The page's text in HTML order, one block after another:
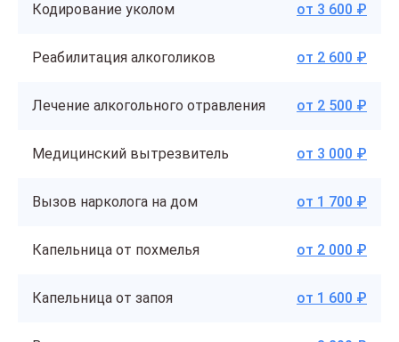
Кодирование уколом от 3 600 ₽
Реабилитация алкоголиков от 2 600 ₽
Лечение алкогольного отравления от 2 500 ₽
Медицинский вытрезвитель от 3 000 ₽
Вызов нарколога на дом от 1 700 ₽
Капельница от похмелья от 2 000 ₽
Капельница от запоя от 1 600 ₽